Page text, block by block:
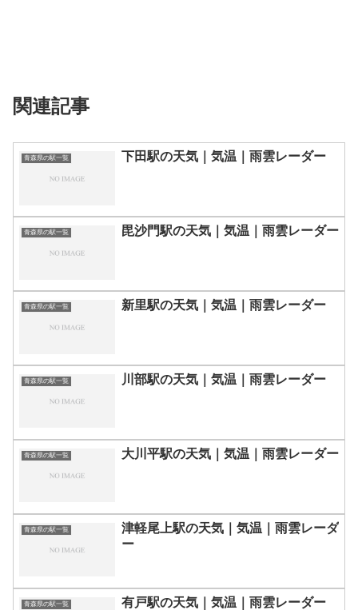
関連記事
青森県の駅一覧 下田駅の天気｜気温｜雨雲レーダー
青森県の駅一覧 毘沙門駅の天気｜気温｜雨雲レーダー
青森県の駅一覧 新里駅の天気｜気温｜雨雲レーダー
青森県の駅一覧 川部駅の天気｜気温｜雨雲レーダー
青森県の駅一覧 大川平駅の天気｜気温｜雨雲レーダー
青森県の駅一覧
津軽尾上駅の天気｜気温｜雨雲レーダ
ー
青森県の駅一覧 有戸駅の天気｜気温｜雨雲レーダー